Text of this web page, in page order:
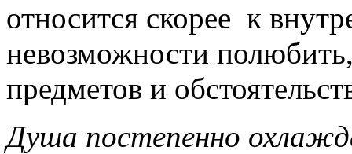
относится скорее к
невозможности
предметов и
Душа постепенно